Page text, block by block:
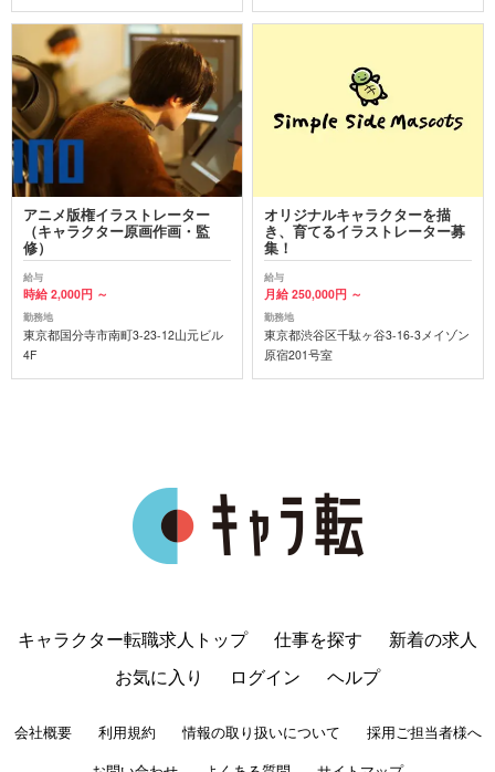
アニメ版権イラストレーター
（キャラクター原画作画・監
修）
給与
時給 2,000円 ～
勤務地
東京都国分寺市南町3-23-12山元ビル
4F
オリジナルキャラクターを描
き、育てるイラストレーター募
集！
給与
月給 250,000円 ～
勤務地
東京都渋谷区千駄ヶ谷3-16-3メイゾン
原宿201号室
キャラクター転職求人トップ 仕事を探す
新着の求人
お気に入り
ログイン ヘルプ
会社概要 利用規約 情報の取り扱いについて
採用ご担当者様へ